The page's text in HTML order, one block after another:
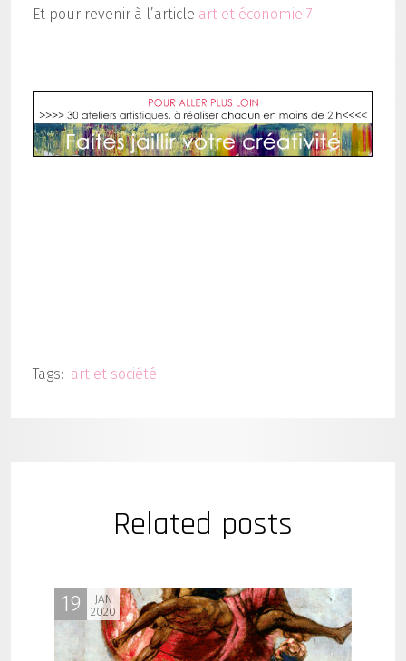
Et pour revenir à l’article art et économie 7
Tags: art et société
Related posts
19
JAN
2020